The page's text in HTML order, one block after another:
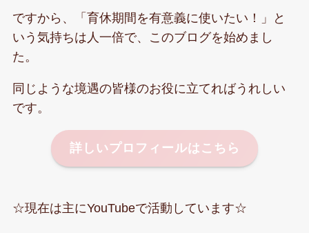
ですから、「育休期間を有意義に使いたい！」と
いう気持ちは人一倍で、このブログを始めまし
た。
同じような境遇の皆様のお役に立てればうれしい
です。
詳しいプロフィールはこちら
☆現在は主にYouTubeで活動しています☆